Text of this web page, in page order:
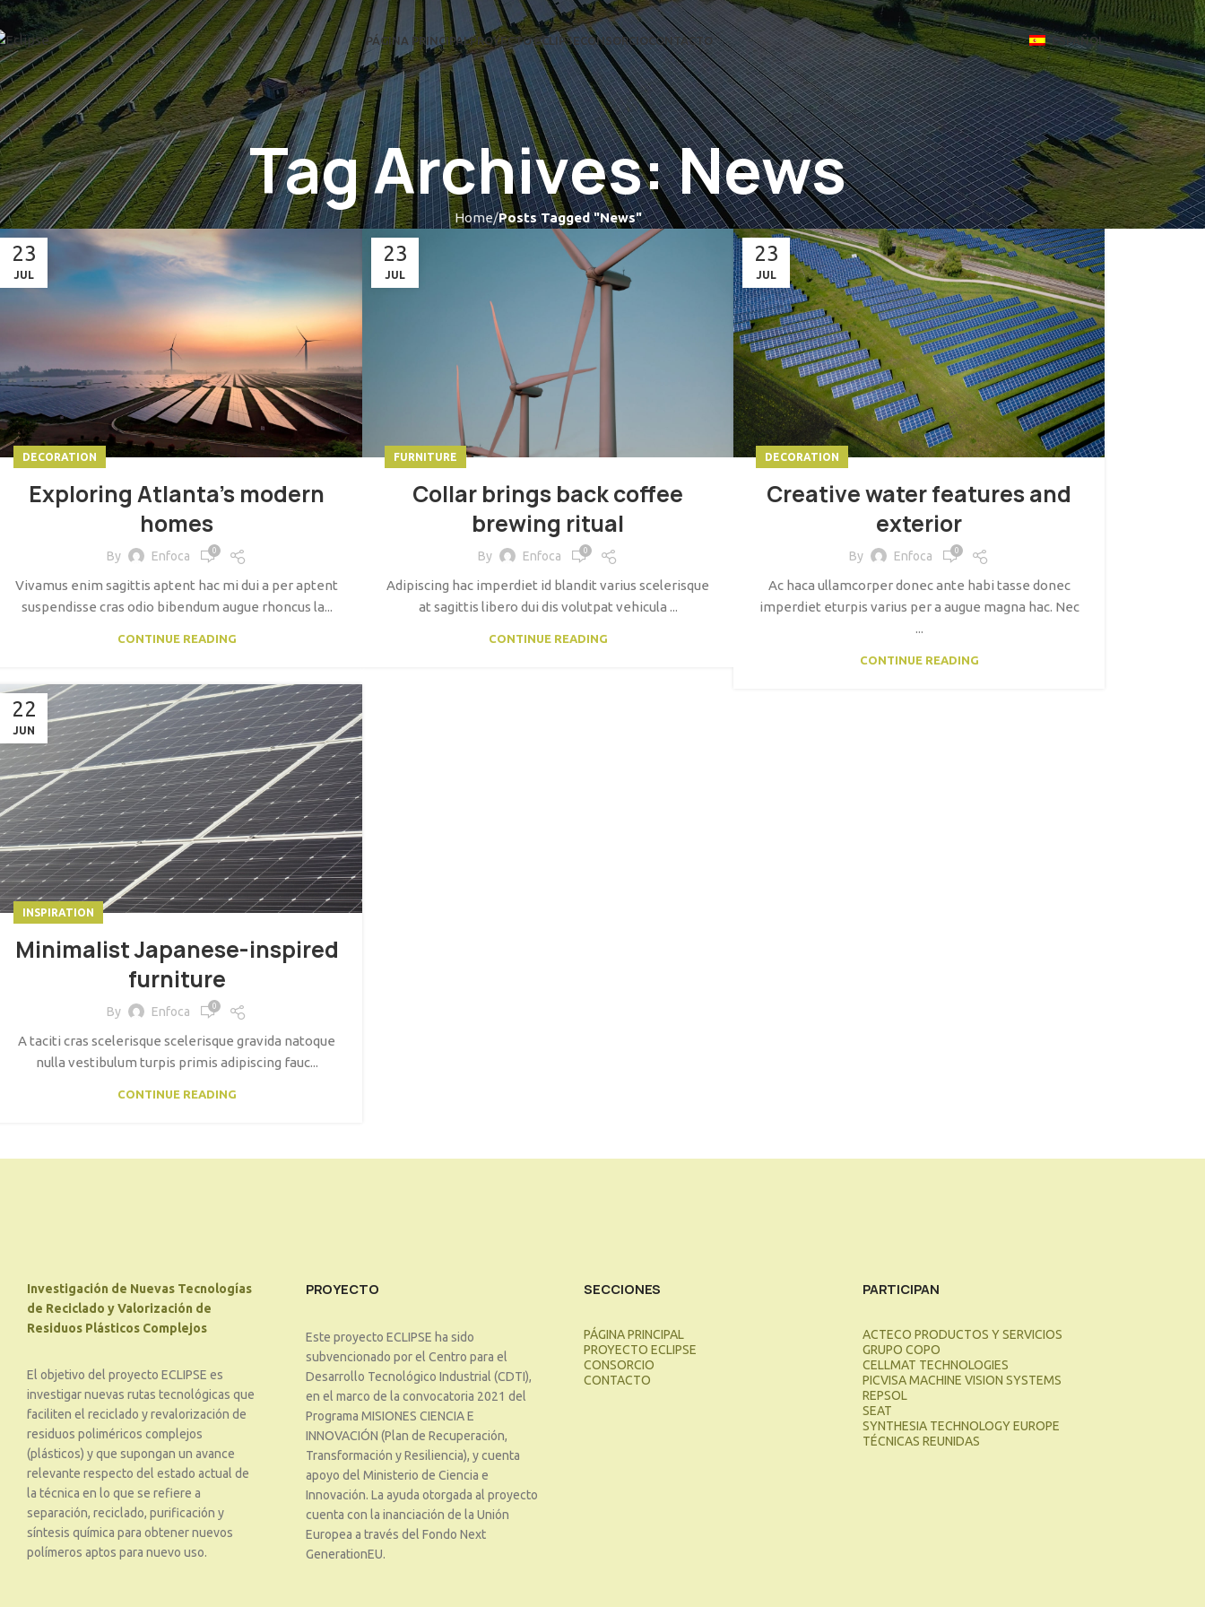
PÁGINA PRINCIPALPROYECTO ECLIPSECONSORCIO CONTACTO ESPAÑOL
Tag Archives: News
Home Posts Tagged "News"
23
JUL
DECORATION
Exploring Atlanta’s modern
homes
By Enfoca 0
Vivamus enim sagittis aptent hac mi dui a per aptent
suspendisse cras odio bibendum augue rhoncus la...
CONTINUE READING
23
JUL
FURNITURE
Collar brings back coffee
brewing ritual
By Enfoca 0
Adipiscing hac imperdiet id blandit varius scelerisque
at sagittis libero dui dis volutpat vehicula ...
CONTINUE READING
23
JUL
DECORATION
Creative water features and
exterior
By Enfoca 0
Ac haca ullamcorper donec ante habi tasse donec
imperdiet eturpis varius per a augue magna hac. Nec
...
CONTINUE READING
22
JUN
INSPIRATION
Minimalist Japanese-inspired
furniture
By Enfoca 0
A taciti cras scelerisque scelerisque gravida natoque
nulla vestibulum turpis primis adipiscing fauc...
CONTINUE READING
Investigación de Nuevas Tecnologías
de Reciclado y Valorización de
Residuos Plásticos Complejos
El objetivo del proyecto ECLIPSE es
investigar nuevas rutas tecnológicas que
faciliten el reciclado y revalorización de
residuos poliméricos complejos
(plásticos) y que supongan un avance
relevante respecto del estado actual de
la técnica en lo que se refiere a
separación, reciclado, purificación y
síntesis química para obtener nuevos
polímeros aptos para nuevo uso.
PROYECTO
Este proyecto ECLIPSE ha sido
subvencionado por el Centro para el
Desarrollo Tecnológico Industrial (CDTI),
en el marco de la convocatoria 2021 del
Programa MISIONES CIENCIA E
INNOVACIÓN (Plan de Recuperación,
Transformación y Resiliencia), y cuenta
apoyo del Ministerio de Ciencia e
Innovación. La ayuda otorgada al proyecto
cuenta con la inanciación de la Unión
Europea a través del Fondo Next
GenerationEU.
SECCIONES
PÁGINA PRINCIPAL
PROYECTO ECLIPSE
CONSORCIO
CONTACTO
PARTICIPAN
ACTECO PRODUCTOS Y SERVICIOS
GRUPO COPO
CELLMAT TECHNOLOGIES
PICVISA MACHINE VISION SYSTEMS
REPSOL
SEAT
SYNTHESIA TECHNOLOGY EUROPE
TÉCNICAS REUNIDAS